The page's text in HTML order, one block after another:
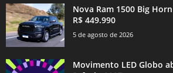
Nova Ram 1500 Big
R$ 449.990
5 de agosto de 2026
Movimento LED Globo